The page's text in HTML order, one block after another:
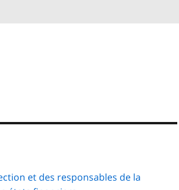
et des responsables de la